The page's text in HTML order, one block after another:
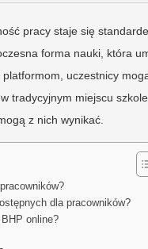
pracy staje się
forma nauki, która
uczestnicy
tradycyjnym miejscu
z nich wynikać.
dla pracowników?
online?